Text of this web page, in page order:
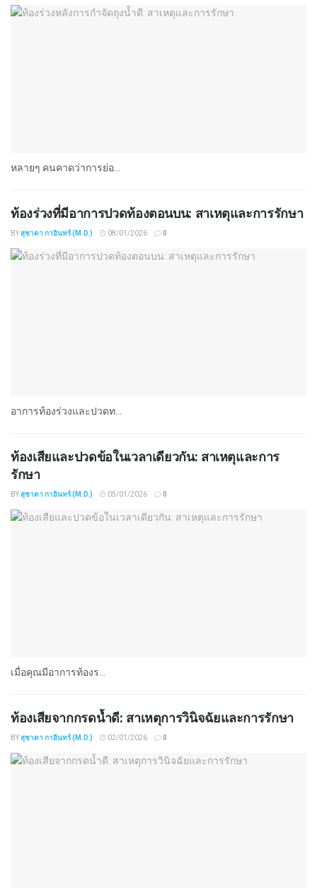
หลายๆ คนคาดว่าการย่อ...
ท้องร่วงที่มีอาการปวดท้องตอนบน: สาเหตุและการรักษา
BYสุชาดา กาอินทร์ (M.D.) 08/01/2026 0
อาการท้องร่วงและปวดท...
ท้องเสียและปวดข้อในเวลาเดียวกัน: สาเหตุและการ
รักษา
BYสุชาดา กาอินทร์ (M.D.) 05/01/2026 0
เมื่อคุณมีอาการท้องร...
ท้องเสียจากกรดน้ำดี: สาเหตุการวินิจฉัยและการรักษา
BYสุชาดา กาอินทร์ (M.D.) 02/01/2026 0